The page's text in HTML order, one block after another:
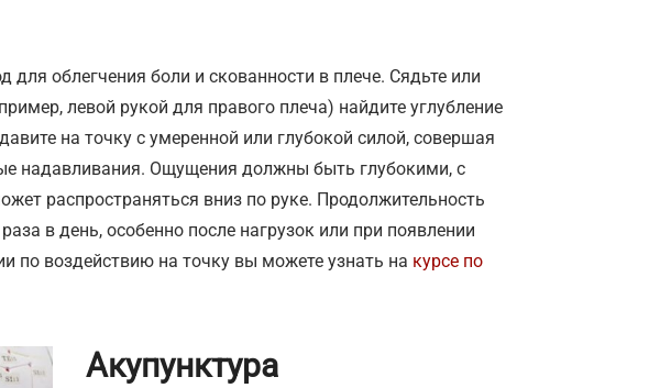
облегчения боли и скованности в плече. Сядьте или
левой рукой для правого плеча) найдите углубление
на точку с умеренной или глубокой силой, совершая
надавливания. Ощущения должны быть глубокими, с
распространяться вниз по руке. Продолжительность
в день, особенно после нагрузок или при появлении
по воздействию на точку вы можете узнать на курсе по
Акупунктура